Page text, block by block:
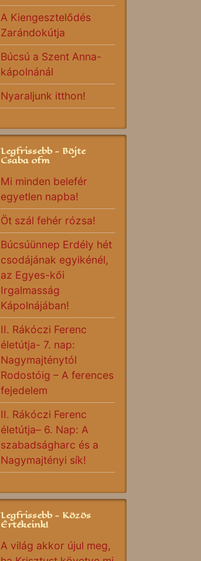
A Kiengesztelődés
Zarándokútja
Búcsú a Szent Anna-
kápolnánál
Nyaraljunk itthon!
Legfrissebb - Böjte
Csaba ofm
Mi minden belefér
egyetlen napba!
Öt szál fehér rózsa!
Búcsúünnep Erdély hét
csodájának egyikénél,
az Egyes-kői
Irgalmasság
Kápolnájában!
II. Rákóczi Ferenc
életútja- 7. nap:
Nagymajténytól
Rodostóig – A ferences
fejedelem
II. Rákóczi Ferenc
életútja– 6. Nap: A
szabadságharc és a
Nagymajtényi sík!
Legfrissebb - Közös
Értékeink!
A világ akkor újul meg,